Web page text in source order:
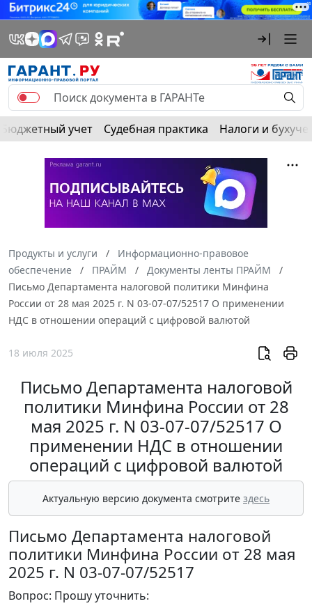
Бюджетный учет Судебная практика Налоги и
Продукты и услуги
Информационно-правовое
обеспечение
ПРАЙМ
Документы ленты ПРАЙМ
Письмо Департамента налоговой политики Минфина
России от 28 мая 2025 г. N 03-07-07/52517 О применении
НДС в отношении операций с цифровой валютой
18 июля 2025
Письмо Департамента налоговой
политики Минфина России от 28
мая 2025 г. N 03-07-07/52517 О
применении НДС в отношении
операций с цифровой валютой
Актуальную версию документа смотрите здесь
Письмо Департамента налоговой
политики Минфина России от 28 мая
2025 г. N 03-07-07/52517
Вопрос: Прошу уточнить: